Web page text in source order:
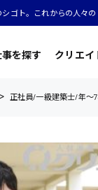
ゴト。これからの人々の
事を探す クリエイ
正社員/一級建築士/年〜